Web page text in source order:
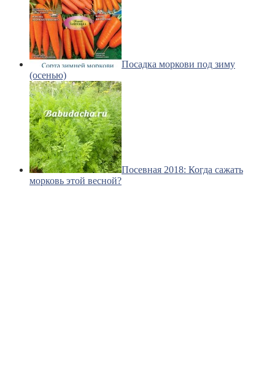
Посадка моркови под зиму
(осенью)
Посевная 2018: Когда сажать
морковь этой весной?